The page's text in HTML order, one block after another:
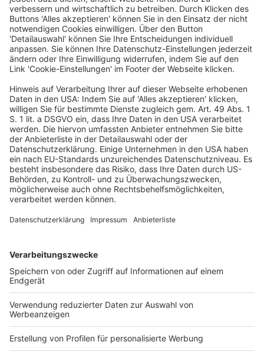
Hintergrund
Artikel 45 desVertrags über die Arbeitsweise der
Europäischen Union(AEUV) verbietet die auf der
Staatsangehörigkeit beruhende Diskriminierung von
Beschäftigung und den Arbeitsbedingungen.
Diese Vertragsbestimmung wird in derVerordnung (EU)
Nr. 492/2011über die Freizügigkeit der Arbeitnehmer
innerhalb der Union näher ausgeführt. Gemäß Artikel 7
Absatz 2 der genannten Verordnung genießen mobile
EU-Arbeitnehmerinnen und -Arbeitnehmer dieselben
sozialen und steuerlichen Vergünstigungen wie
inländische Arbeitnehmer. Dies gilt auch für
Familienleistungen.
Insgesamt sollten mobile EU-Arbeitnehmerinnen und -
Nr. 883/2004zur Koordinierung der Systeme der
sozialen Sicherheit genauso behandelt werden wie
Staatsangehörige des Mitgliedstaats, in dem sie
arbeiten. Sie haben Anspruch auf Familienleistungen in
Kinder, die sich dauerhaft in einem anderen
Mitgliedstaat aufhalten.